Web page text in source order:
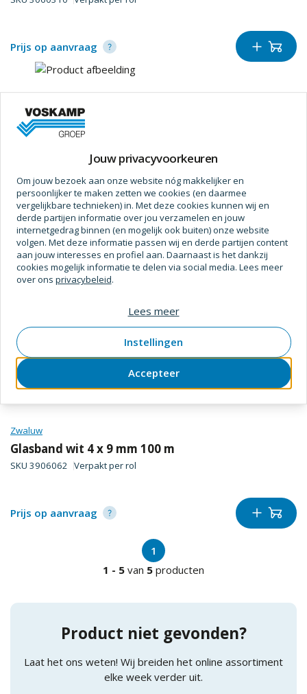
Prijs op aanvraag
Zwaluw
Glasband wit 3 x 9 mm 100 m
SKU3906061 Verpakt perrol
Prijs op aanvraag
Zwaluw
Glasband wit 4 x 9 mm 100 m
SKU 3906062 Verpakt perrol
Prijs op aanvraag
1
1 - 5 van 5 producten
Product niet gevonden?
Laat het ons weten! Wij breiden het online assortiment
elke week verder uit.
Jouw privacyvoorkeuren
Om jouw bezoek aan onze website nóg makkelijker en
persoonlijker te maken zetten we cookies (en daarmee
vergelijkbare technieken) in. Met deze cookies kunnen wij en
derde partijen informatie over jou verzamelen en jouw
internetgedrag binnen (en mogelijk ook buiten) onze website
volgen. Met deze informatie passen wij en derde partijen content
aan jouw interesses en profiel aan. Daarnaast is het dankzij
cookies mogelijk informatie te delen via social media. Lees meer
over ons privacybeleid.
Accepteer
Instellingen
Lees meer